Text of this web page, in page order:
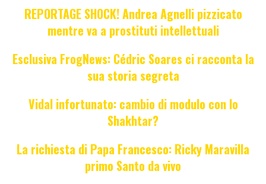
REPORTAGE SHOCK! Andrea Agnelli pizzicato
mentre va a prostituti intellettuali
Esclusiva FrogNews: Cédric Soares ci racconta la
sua storia segreta
Vidal infortunato: cambio di modulo con lo
Shakhtar?
La richiesta di Papa Francesco: Ricky Maravilla
primo Santo da vivo